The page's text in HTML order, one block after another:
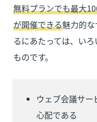
無料プランでも最大
が開催できる魅力的
るにあたっては、い
ものです。
ウェブ会議サ
心配である